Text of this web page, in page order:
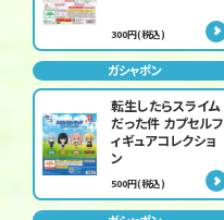
300円(税込)
ガシャポン
転生したらスライム
だった件 カプセルフ
ィギュアコレクショ
ン
500円(税込)